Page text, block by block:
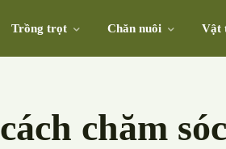
Trồng trọt Chăn nuôi Vật
cách chăm